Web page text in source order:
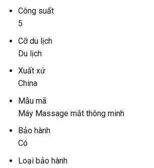
Công suất
5
Cỡ du lịch
Du lịch
Xuất xứ
China
Mẫu mã
Máy Massage mắt thông minh
Bảo hành
Có
Loại bảo hành